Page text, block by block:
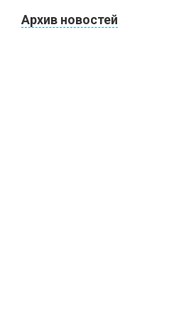
Архив новостей